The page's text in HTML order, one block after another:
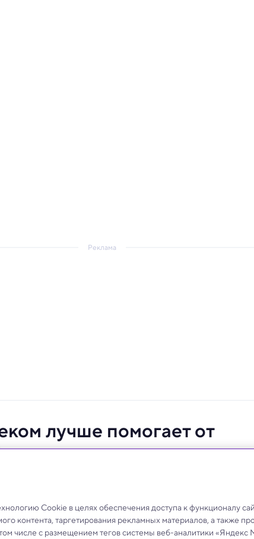
Реклама
лучше помогает от
поддержки, не заменит живую
Cookie в целях обеспечения доступа к функционалу
контента, таргетирования рекламных материалов, а также
числе с размещением тегов системы веб-аналитики